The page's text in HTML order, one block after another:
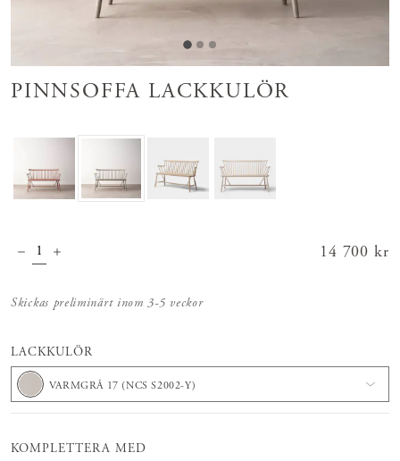
PINNSOFFA LACKKULÖR
Pris:
14 700 kr
Skickas preliminärt inom 3-5 veckor
LACKKULÖR
VARMGRÅ 17 (NCS S2002-Y)
KOMPLETTERA MED